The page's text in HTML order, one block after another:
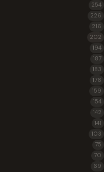
254
226
216
202
194
187
183
176
159
154
142
141
103
75
70
69